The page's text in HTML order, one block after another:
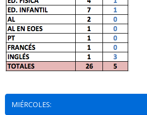
MIÉRCOLES: